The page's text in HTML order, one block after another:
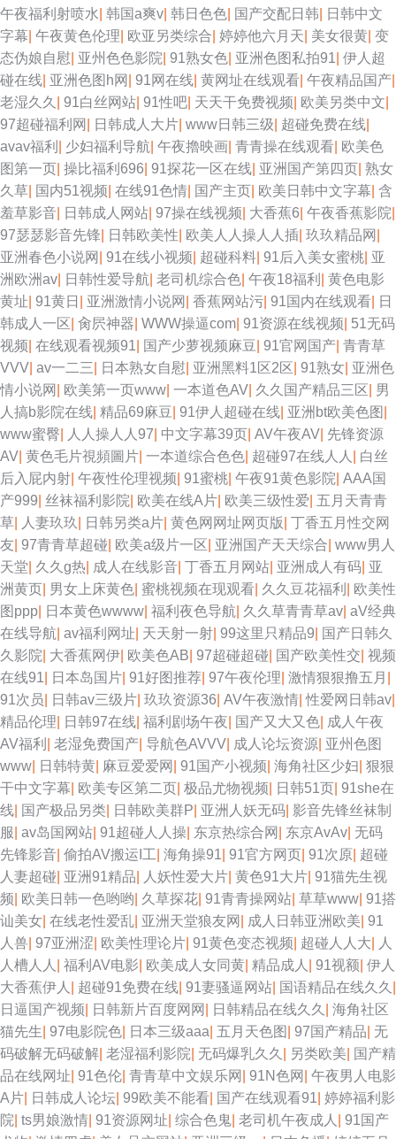
午夜福利射喷水 韩国a爽v 韩日色色 国产交配日韩
日韩中文
字幕 午夜黄色伦理 欧亚另类综合 婷婷他六月天 美女很黄 变
态伪娘自慰 亚州色色影院 91熟女色 亚洲色图私拍91 伊人超
碰在线 亚洲色图h网 91网在线 黄网址在线观看 午夜精品国产
老湿久久
91白丝网站 91性吧 天天干免费视频 欧美另类中文
97超碰福利网
日韩成人大片 www日韩三级 超碰免费在线
avav福利
少妇福利导航 午夜擼映画 青青操在线观看 欧美色
图第一页 操比福利696 91探花一区在线 亚洲国产第四页 熟女
久草 国内51视频 在线91色情 国产主页 欧美日韩中文字幕 含
羞草影音
日韩成人网站 97操在线视频 大香蕉6 午夜香蕉影院
97瑟瑟影音先锋
日韩欧美性 欧美人人操人人插 玖玖精品网
亚洲春色小说网
91在线小视频 超碰科料 91后入美女蜜桃 亚
洲欧洲av
日韩性爱导航 老司机综合色 午夜18福利
黄色电影
黄址 91黄日 亚洲激情小说网 香蕉网站污 91国内在线观看
日
韩成人一区 肏屄神器 WWW操逼com 91资源在线视频 51无码
视频 在线观看视频91 国产少萝视频麻豆 91官网国产 青青草
VVV av一二三 日本熟女自慰 亚洲黑料1区2区 91熟女 亚洲色
情小说网
欧美第一页www 一本道色AV 久久国产精品三区 男
人搞b影院在线 精品69麻豆 91伊人超碰在线 亚洲bt欧美色图
www蜜臀
人人操人人97 中文字幕39页 AV午夜AV 先锋资源
AV 黄色毛片視頻圖片 一本道综合色色 超碰97在线人人
白丝
后入屁内射 午夜性伦理视频 91蜜桃 午夜91黄色影院 AAA国
产999 丝袜福利影院 欧美在线A片 欧美三级性爱 五月天青青
草
人妻玖玖 日韩另类a片 黄色网网址网页版 丁香五月性交网
友 97青青草超碰 欧美a级片一区 亚洲国产天天综合 www男人
天堂 久久g热 成人在线影音 丁香五月网站 亚洲成人有码 亚
洲黄页 男女上床黄色 蜜桃视频在现观看 久久豆花福利
欧美性
图ppp
日本黄色wwww 福利夜色导航 久久草青青草av aV经典
在线导航 av福利网址 天天射一射 99这里只精品9
国产日韩久
久影院 大香蕉网伊 欧美色AB 97超碰超碰 国产欧美性交 视频
在线91
日本岛国片 91好图推荐 97午夜伦理 激情狠狠撸五月
91次员
日韩av三级片 玖玖资源36 AV午夜激情 |性爱网日韩av
精品伦理
日韩97在线 福利剧场午夜 国产又大又色 成人午夜
AV福利
老湿免费国产 导航色AVVV 成人论坛资源 亚州色图
www
日韩特黄 麻豆爱爱网 91国产小视频 海角社区少妇 狠狠
干中文字幕 欧美专区第二页 极品尤物视频 日韩51页 91she在
线 国产极品另类 日韩欧美群P 亚洲人妖无码 影音先锋丝袜制
服 av岛国网站 91超碰人人操 东京热综合网 东京AvAv 无码
先锋影音 偷拍AV搬运I工 海角操91 91官方网页 91次原 超碰
人妻超碰 亚洲91精品 人妖性爱大片 黄色91大片 91猫先生视
频 欧美日韩一色哟哟 久草探花 91青青操网站 草草www 91搭
讪美女 在线老性爱乱 亚洲天堂狼友网 成人日韩亚洲欧美 91
人兽 97亚洲涩 欧美性理论片 91黄色变态视频 超碰人人大
人
人槽人人
福利AV电影 欧美成人女同黄 精品成人 91视额 伊人
大香蕉伊人
超碰91免费在线 91妻骚逼网站 国语精品在线久久
日逼国产视频
日韩新片百度网网 日韩精品在线久久
海角社区
猫先生 97电影院色 日本三级aaa 五月天色图 97国产精品 无
码破解无码破解 老湿福利影院 无码爆乳久久 另类欧美
国产精
品在线网址 91色伦 青青草中文娱乐网 91N色网
午夜男人电影
A片
日韩成人论坛 99欧美不能看 国产在线观看91 婷婷福利影
院 ts男娘激情 91资源网址 综合色鬼 老司机午夜成人
91国产